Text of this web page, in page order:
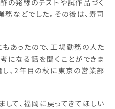
務などでした。その後は、寿司
あったので、工場勤務の人た
になる話を聞くことができま
し、2年目の秋に東京の営業部
て、福岡に戻ってきてほしい